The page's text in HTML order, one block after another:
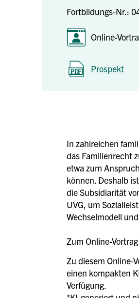
Fortbildungs-Nr.:
Online-
Prospekt
In zahlreichen
das Familienrecht
etwa zum
können. Deshalb
die Subsidiarität
UVG, um
Wechselmodell
Zum Online-
Zu diesem Online-
einen kompakten
Verfügung.